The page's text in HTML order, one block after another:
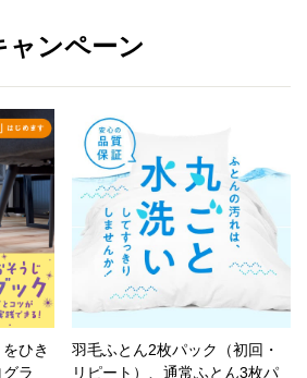
ャンペーン
ひき
ラ
羽毛ふとん2枚パック（初回・
リピート）、通常ふとん3枚パ